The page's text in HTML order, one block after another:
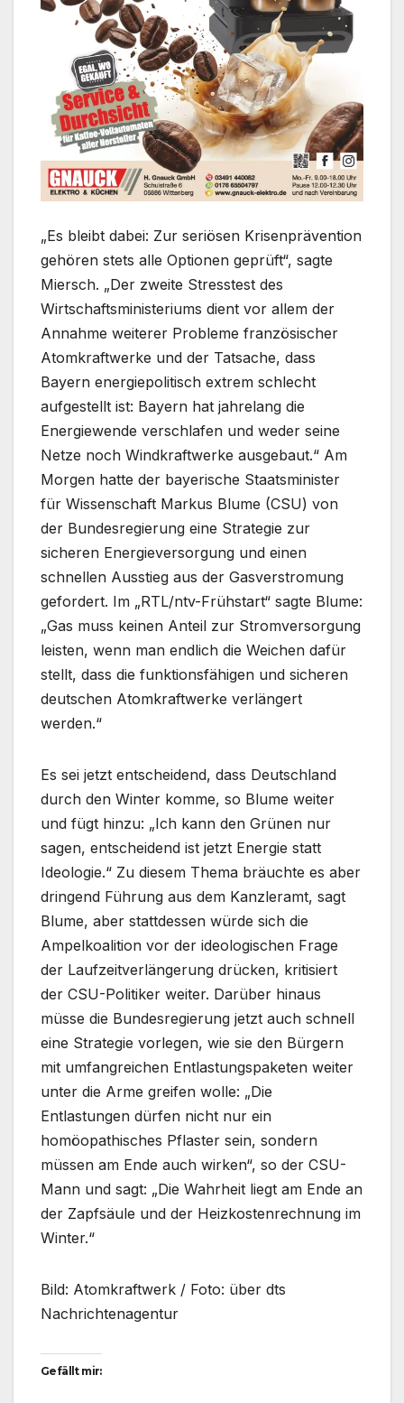
„Es bleibt dabei: Zur seriösen Krisenprävention
gehören stets alle Optionen geprüft“, sagte
Miersch. „Der zweite Stresstest des
Wirtschaftsministeriums dient vor allem der
Annahme weiterer Probleme französischer
Atomkraftwerke und der Tatsache, dass
Bayern energiepolitisch extrem schlecht
aufgestellt ist: Bayern hat jahrelang die
Energiewende verschlafen und weder seine
Netze noch Windkraftwerke ausgebaut.“ Am
Morgen hatte der bayerische Staatsminister
für Wissenschaft Markus Blume (CSU) von
der Bundesregierung eine Strategie zur
sicheren Energieversorgung und einen
schnellen Ausstieg aus der Gasverstromung
gefordert. Im „RTL/ntv-Frühstart“ sagte Blume:
„Gas muss keinen Anteil zur Stromversorgung
leisten, wenn man endlich die Weichen dafür
stellt, dass die funktionsfähigen und sicheren
deutschen Atomkraftwerke verlängert
werden.“
Es sei jetzt entscheidend, dass Deutschland
durch den Winter komme, so Blume weiter
und fügt hinzu: „Ich kann den Grünen nur
sagen, entscheidend ist jetzt Energie statt
Ideologie.“ Zu diesem Thema bräuchte es aber
dringend Führung aus dem Kanzleramt, sagt
Blume, aber stattdessen würde sich die
Ampelkoalition vor der ideologischen Frage
der Laufzeitverlängerung drücken, kritisiert
der CSU-Politiker weiter. Darüber hinaus
müsse die Bundesregierung jetzt auch schnell
eine Strategie vorlegen, wie sie den Bürgern
mit umfangreichen Entlastungspaketen weiter
unter die Arme greifen wolle: „Die
Entlastungen dürfen nicht nur ein
homöopathisches Pflaster sein, sondern
müssen am Ende auch wirken“, so der CSU-
Mann und sagt: „Die Wahrheit liegt am Ende an
der Zapfsäule und der Heizkostenrechnung im
Winter.“
Bild: Atomkraftwerk / Foto: über dts
Nachrichtenagentur
Gefällt mir: